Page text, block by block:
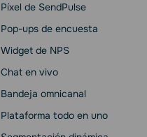
Píxel de SendPulse
Pop-ups de encuesta
Widget de NPS
Chat en vivo
Bandeja omnicanal
Plataforma todo en uno